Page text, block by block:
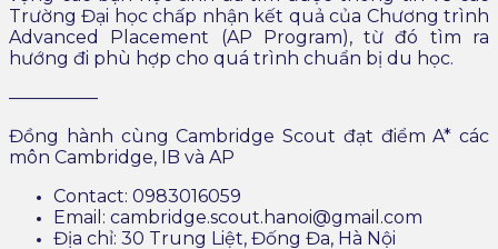
Trường Đại học chấp nhận kết quả của Chương trình
Advanced Placement (AP Program), từ đó tìm ra
hướng đi phù hợp cho quá trình chuẩn bị du học.
—————
Đồng hành cùng Cambridge Scout đạt điểm A* các
môn Cambridge, IB và AP
Contact: 0983016059
Email: cambridge.scout.hanoi@gmail.com
Địa chỉ: 30 Trung Liệt, Đống Đa, Hà Nội